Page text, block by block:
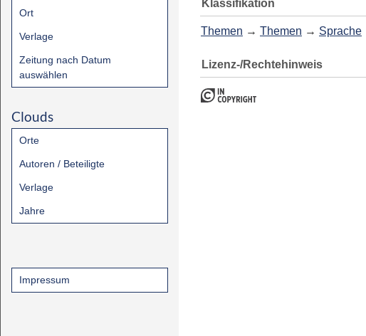
Ort
Verlage
Zeitung nach Datum
auswählen
Clouds
Orte
Autoren / Beteiligte
Verlage
Jahre
Impressum
Klassifikation
Themen → Themen → Sprache
Lizenz-/Rechtehinweis